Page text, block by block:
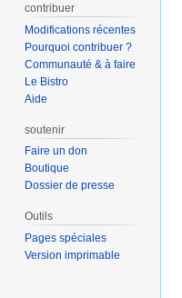
contribuer
Modifications récentes
Pourquoi contribuer ?
Communauté & à faire
Le Bistro
Aide
soutenir
Faire un don
Boutique
Dossier de presse
Outils
Pages spéciales
Version imprimable